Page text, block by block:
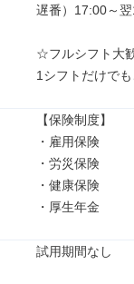
遅番）17:00～
☆フルシフト大
1シフトだけで
【保険制度】
・雇用保険
・労災保険
・健康保険
・厚生年金
試用期間なし